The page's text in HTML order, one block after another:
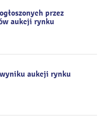
przez
aukcji rynku
aukcji rynku